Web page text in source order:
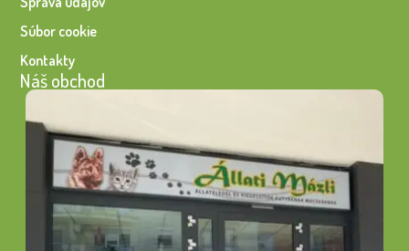
Súbor cookie
Kontakty
Náš obchod